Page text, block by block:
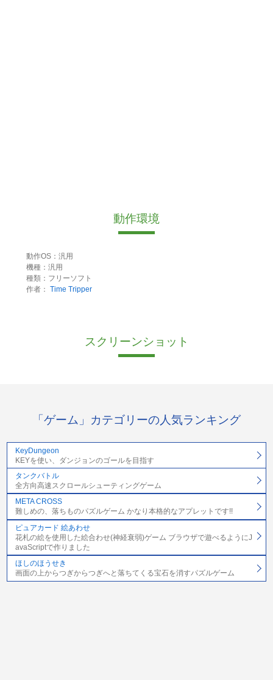
動作環境
動作OS：汎用
機種：汎用
種類：フリーソフト
作者： Time Tripper
スクリーンショット
「ゲーム」カテゴリーの人気ランキング
KeyDungeon
KEYを使い、ダンジョンのゴールを目指す
タンクバトル
全方向高速スクロールシューティングゲーム
META CROSS
難しめの、落ちものパズルゲーム かなり本格的なアプレットです!!
ピュアカード 絵あわせ
花札の絵を使用した絵合わせ(神経衰弱)ゲーム ブラウザで遊べるようにJ
avaScriptで作りました
ほしのほうせき
画面の上からつぎからつぎへと落ちてくる宝石を消すパズルゲーム